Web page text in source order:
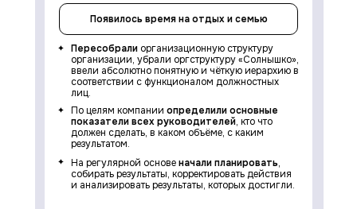
Появилось время на отдых и семью
Пересобрали организационную структуру
организации, убрали оргструктуру «Солнышко»,
ввели абсолютно понятную и чёткую иерархию в
соответствии с функционалом должностных
лиц.
По целям компании определили основные
показатели всех руководителей, кто что
должен сделать, в каком объёме, с каким
результатом.
На регулярной основеначали планировать,
собирать результаты, корректировать действия
и анализировать результаты, которых достигли.